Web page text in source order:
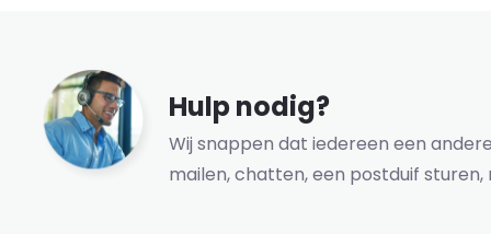
Hulp nodig?
Wij snappen dat iedereen een
mailen, chatten, een postduif sturen,